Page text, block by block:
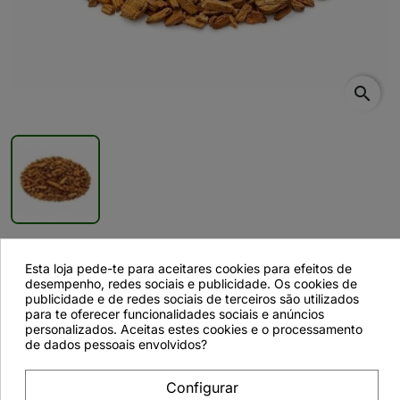
search
Quina Amarela, Casca (Cinchona
Calisaya Weed) - 1Kg
Esta loja pede-te para aceitares cookies para efeitos de
desempenho, redes sociais e publicidade. Os cookies de
publicidade e de redes sociais de terceiros são utilizados
para te oferecer funcionalidades sociais e anúncios
personalizados. Aceitas estes cookies e o processamento
de dados pessoais envolvidos?
Configurar